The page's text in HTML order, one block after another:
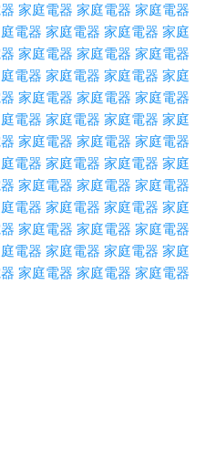
家庭電器 家庭電器 家庭電器
電器 家庭電器 家庭電器 家庭
家庭電器 家庭電器 家庭電器
電器 家庭電器 家庭電器 家庭
家庭電器 家庭電器 家庭電器
電器 家庭電器 家庭電器 家庭
家庭電器 家庭電器 家庭電器
電器 家庭電器 家庭電器 家庭
家庭電器 家庭電器 家庭電器
電器 家庭電器 家庭電器 家庭
家庭電器 家庭電器 家庭電器
電器 家庭電器 家庭電器 家庭
家庭電器 家庭電器 家庭電器